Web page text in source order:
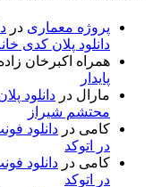
پروژه معماری در
دانلود پلان کدی
همراه اکبرخان
پایدار
مارال در دانلود
محتشم شیراز
کامی در دانلود
در اتوکد
کامی در دانلود
در اتوکد